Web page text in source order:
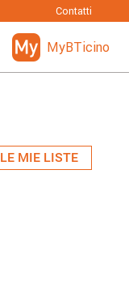
Contatti
MyBTicino
LE MIE LISTE